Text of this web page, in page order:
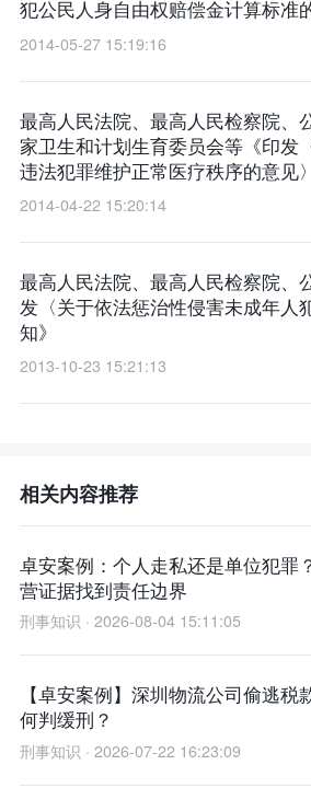
犯公民人身自由权赔偿金计算标准
2014-05-27 15:19:16
最高人民法院、最高人民检察院、
家卫生和计划生育委员会等《印发
违法犯罪维护正常医疗秩序的意见
2014-04-22 15:20:14
最高人民法院、最高人民检察院、
发〈关于依法惩治性侵害未成年人
知》
2013-10-23 15:21:13
相关内容推荐
卓安案例：个人走私还是单位犯罪
营证据找到责任边界
刑事知识 · 2026-08-04 15:11:05
【卓安案例】深圳物流公司偷逃税
何判缓刑？
刑事知识 · 2026-07-22 16:23:09